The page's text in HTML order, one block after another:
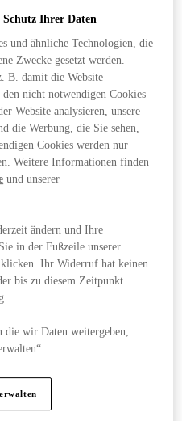
Ihrer Daten
und ähnliche Technologien, die
Zwecke gesetzt werden.
B. damit die Website
nicht notwendigen Cookies
Website analysieren, unsere
die Werbung, die Sie sehen,
Cookies werden nur
Weitere Informationen finden
und unserer
ändern und Ihre
in der Fußzeile unserer
Ihr Widerruf hat keinen
bis zu diesem Zeitpunkt
wir Daten weitergeben,